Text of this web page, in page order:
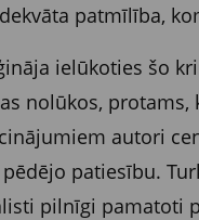
patmīlība,
ielūkoties šo
nolūkos,
autori
patiesību.
pilnīgi pamatoti